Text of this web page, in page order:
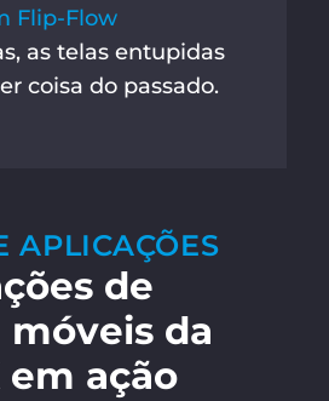
Flip-Flow
as telas entupidas
coisa do passado.
APLICAÇÕES
de
da
em ação